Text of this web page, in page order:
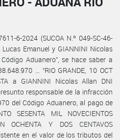
6-2024 (SUCOA N.º 049-SC-46-
Emanuel y GIANNINI Nicolas
Aduanero”, se hace saber a
… “RIO GRANDE, 10 OCT
a GIANNINI Nicolas Allan DNI
responsable de la infracción
del Código Aduanero, al pago de
SESENTA MIL NOVECIENTOS
OCHENTA Y DOS CENTAVOS
en el valor de los tributos del